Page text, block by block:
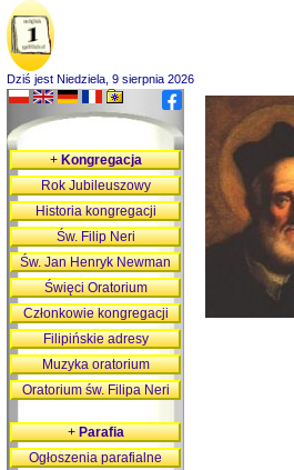
Dziś jest Niedziela, 9 sierpnia 2026
+Kongregacja
Rok Jubileuszowy
Historia kongregacji
Św. Filip Neri
Św. Jan Henryk Newman
Święci Oratorium
Członkowie kongregacji
Filipińskie adresy
Muzyka oratorium
Oratorium św. Filipa Neri
+Parafia
Ogłoszenia parafialne